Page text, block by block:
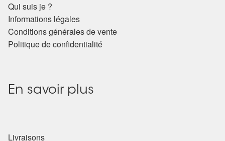
Sels de bain
Encens
Cadeaux de naissance
Qui suis je ?
Informations légales
Conditions générales de vente
Politique de confidentialité
En savoir plus
Livraisons